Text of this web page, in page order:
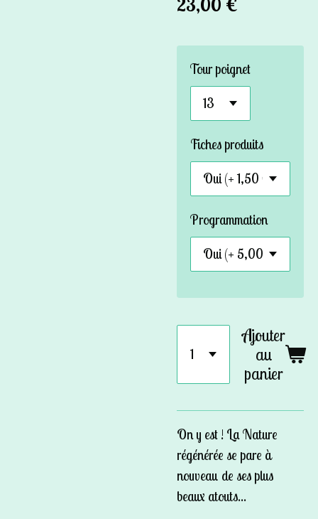
Tour poignet
Fiches produits
Programmation
Ajouter
au
panier
On y est ! La Nature
régénérée se pare à
nouveau de ses plus
beaux atouts...